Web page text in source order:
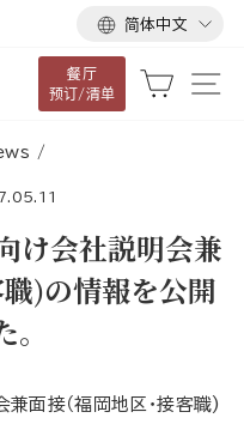
语
言
简体中文
餐厅
预订/清单
大车
/
会社説明会兼
)の情報を公開
面接（福岡地区・接客職)